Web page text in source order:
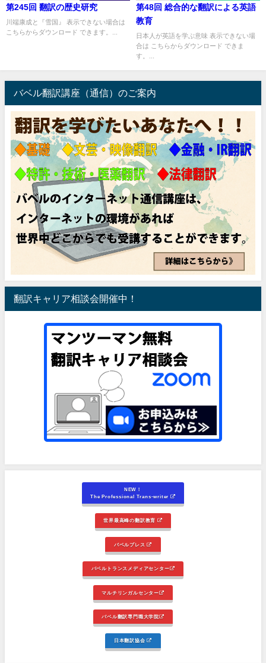
第245回 翻訳の歴史研究
川端康成と『雪国』 表示できない場合は
こちらからダウンロード できます。...
第48回 総合的な翻訳による英語
教育
日本人が英語を学ぶ意味 表示できない場
合は こちらからダウンロード できま
す。...
バベル翻訳講座（通信）のご案内
翻訳キャリア相談会開催中！
NEW！
The Professional Trans-writer
世界最高峰の翻訳教育
バベルプレス
バベルトランスメディアセンター
マルチリンガルセンター
バベル翻訳専門職大学院
日本翻訳協会